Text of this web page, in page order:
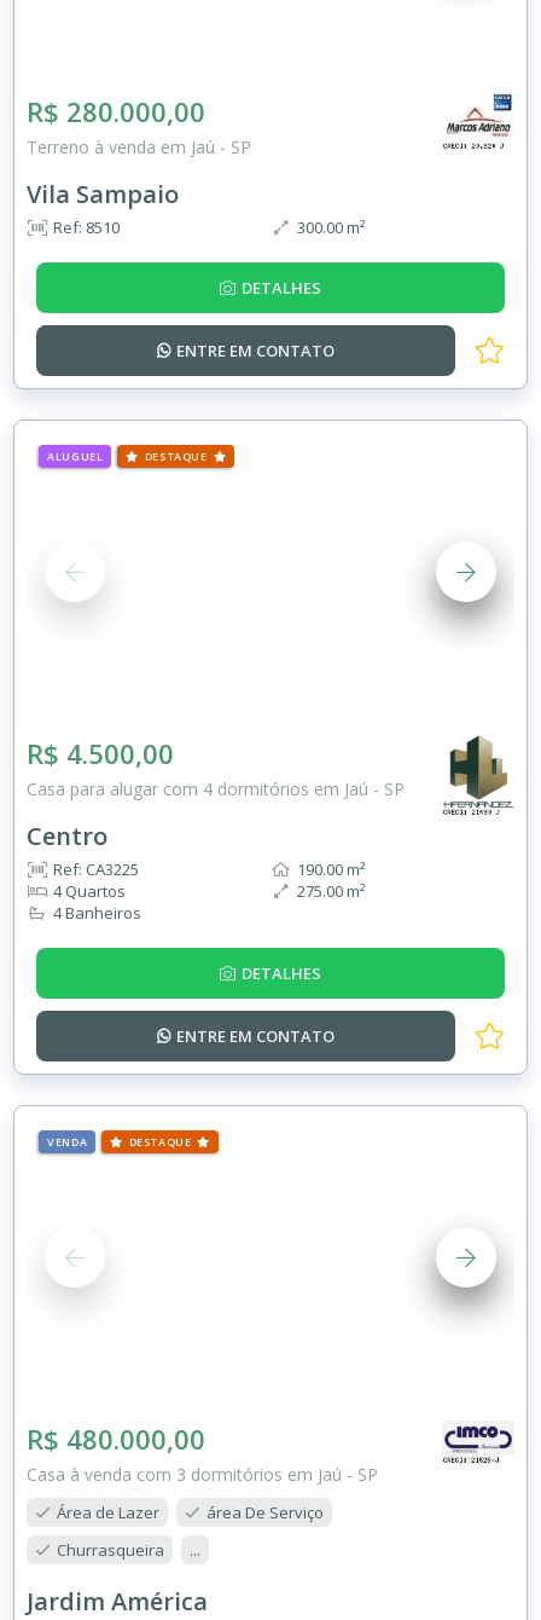
R$ 280.000,00
Terreno à venda em Jaú - SP
Vila Sampaio
Ref: 8510 300.00 m²
DETALHES
ENTRE EM CONTATO
ALUGUEL DESTAQUE
R$ 4.500,00
Casa para alugar com 4 dormitórios em Jaú - SP
Centro
Ref: CA3225
4 Quartos
4 Banheiros
190.00 m²
275.00 m²
DETALHES
ENTRE EM CONTATO
VENDA DESTAQUE
R$ 480.000,00
Casa à venda com 3 dormitórios em Jaú - SP
Área de Lazer
área De Serviço
Churrasqueira
...
Jardim América